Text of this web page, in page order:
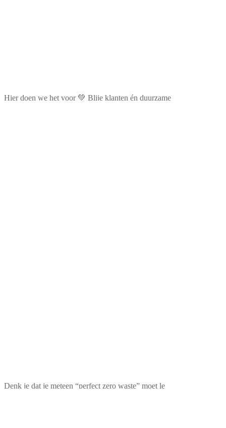
Hier doen we het voor 💚 Blije klanten én duurzame
Denk je dat je meteen “perfect zero waste” moet le